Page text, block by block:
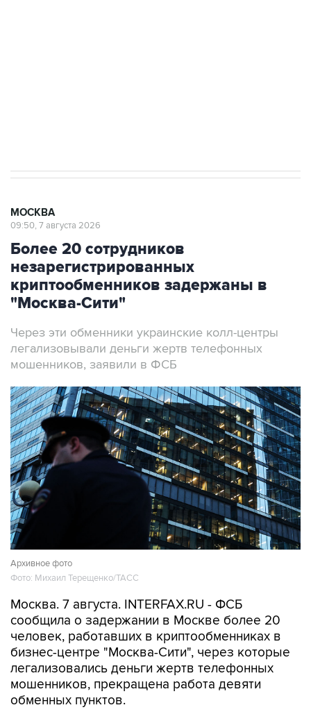
МОСКВА
09:50, 7 августа 2026
Более 20 сотрудников
незарегистрированных
криптообменников задержаны в
"Москва-Сити"
Через эти обменники украинские колл-центры
легализовывали деньги жертв телефонных
мошенников, заявили в ФСБ
Архивное фото
Фото: Михаил Терещенко/ТАСС
Москва. 7 августа. INTERFAX.RU - ФСБ
сообщила о задержании в Москве более 20
человек, работавших в криптообменниках в
бизнес-центре "Москва-Сити", через которые
легализовались деньги жертв телефонных
мошенников, прекращена работа девяти
обменных пунктов.